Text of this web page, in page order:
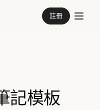
註冊
記模板